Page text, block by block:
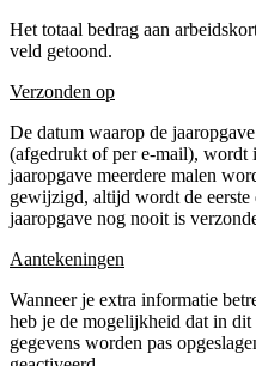
Het totaal bedrag aan
veld getoond.
Verzonden op
De datum waarop de
(afgedrukt of per e-mail), wordt
jaaropgave meerdere malen
gewijzigd, altijd wordt de eerste
jaaropgave nog nooit is
Aantekeningen
Wanneer je extra informatie
heb je de mogelijkheid dat in
gegevens worden pas